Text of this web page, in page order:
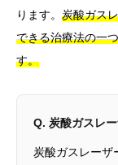
ります。 炭酸ガス
できる治療法の一
す。
Q. 炭酸ガスレ
炭酸ガスレーザ